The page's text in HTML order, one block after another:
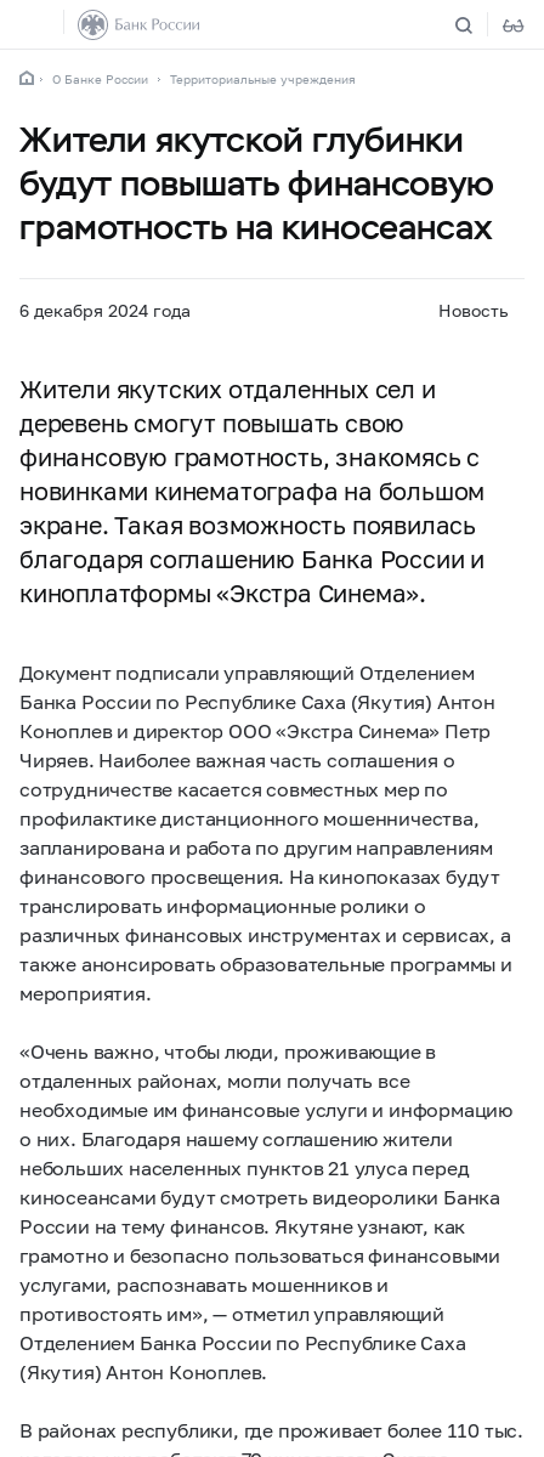
О Банке России Территориальные учреждения
Жители якутской глубинки
будут повышать финансовую
грамотность на киносеансах
6 декабря 2024 года Новость
Жители якутских отдаленных сел и
деревень смогут повышать свою
финансовую грамотность, знакомясь с
новинками кинематографа на большом
экране. Такая возможность появилась
благодаря соглашению Банка России и
киноплатформы «Экстра Синема».
Документ подписали управляющий Отделением
Банка России по Республике Саха (Якутия) Антон
Коноплев и директор ООО «Экстра Синема» Петр
Чиряев. Наиболее важная часть соглашения о
сотрудничестве касается совместных мер по
профилактике дистанционного мошенничества,
запланирована и работа по другим направлениям
финансового просвещения. На кинопоказах будут
транслировать информационные ролики о
различных финансовых инструментах и сервисах, а
также анонсировать образовательные программы и
мероприятия.
«Очень важно, чтобы люди, проживающие в
отдаленных районах, могли получать все
необходимые им финансовые услуги и информацию
о них. Благодаря нашему соглашению жители
небольших населенных пунктов 21 улуса перед
киносеансами будут смотреть видеоролики Банка
России на тему финансов. Якутяне узнают, как
грамотно и безопасно пользоваться финансовыми
услугами, распознавать мошенников и
противостоять им», — отметил управляющий
Отделением Банка России по Республике Саха
(Якутия) Антон Коноплев.
В районах республики, где проживает более 110 тыс.